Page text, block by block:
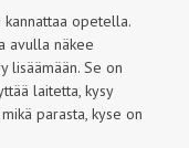
kannattaa opetella.
avulla näkee
lisäämään. Se on
laitetta, kysy
parasta, kyse on